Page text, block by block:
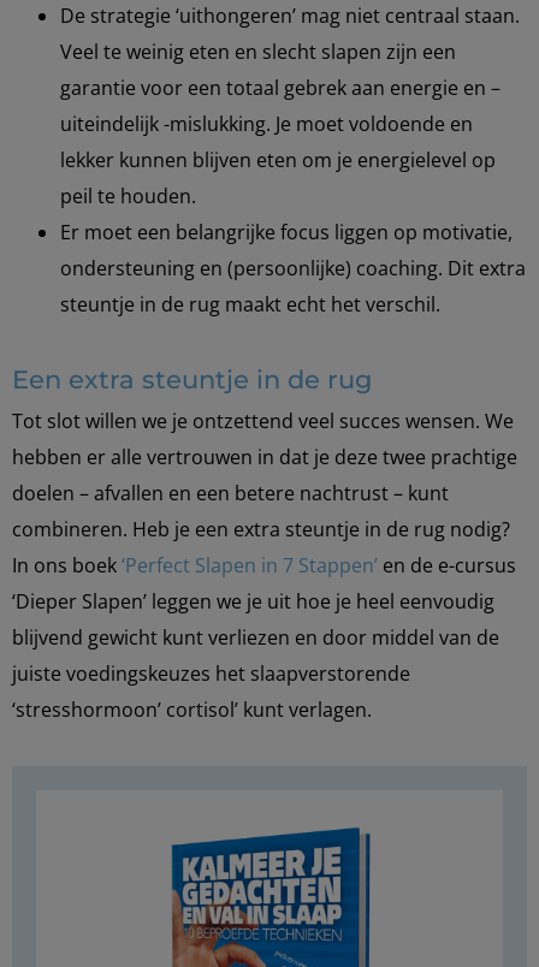
De strategie ‘uithongeren’ mag niet centraal staan.
Veel te weinig eten en slecht slapen zijn een
garantie voor een totaal gebrek aan energie en –
uiteindelijk -mislukking. Je moet voldoende en
lekker kunnen blijven eten om je energielevel op
peil te houden.
Er moet een belangrijke focus liggen op motivatie,
ondersteuning en (persoonlijke) coaching. Dit extra
steuntje in de rug maakt echt het verschil.
Een extra steuntje in de rug
Tot slot willen we je ontzettend veel succes wensen. We
hebben er alle vertrouwen in dat je deze twee prachtige
doelen – afvallen en een betere nachtrust – kunt
combineren. Heb je een extra steuntje in de rug nodig?
In ons boek‘Perfect Slapen in 7 Stappen’ en de e-cursus
‘Dieper Slapen’ leggen we je uit hoe je heel eenvoudig
blijvend gewicht kunt verliezen en door middel van de
juiste voedingskeuzes het slaapverstorende
‘stresshormoon’ cortisol’ kunt verlagen.